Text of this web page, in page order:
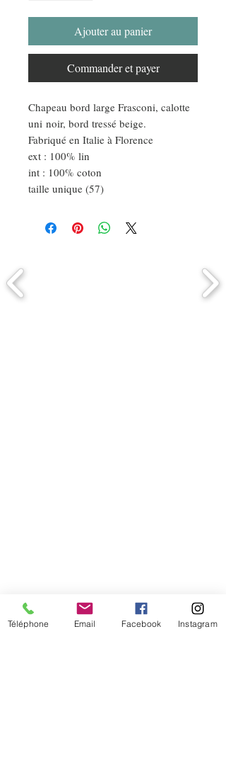
Ajouter au panier
Commander et payer
Chapeau bord large Frasconi, calotte
uni noir, bord tressé beige.
Fabriqué en Italie à Florence
ext : 100% lin
int : 100% coton
taille unique (57)
Téléphone Email Facebook Instagram